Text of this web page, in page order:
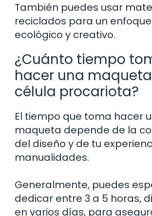
También puedes usar
reciclados para un
ecológico y creativo.
¿Cuánto tiempo
hacer una
célula procariota?
El tiempo que toma hacer
maqueta depende de la
del diseño y de tu
manualidades.
Generalmente, puedes
dedicar entre 3 a 5 horas,
en varios días, para